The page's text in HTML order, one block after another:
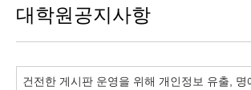
대학원공지사항
건전한 게시판 운영을 위해 개인정보 유출, 명